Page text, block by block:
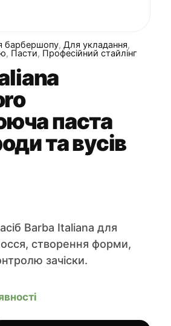
барбершопу, Для укладання,
, Пасти, Професійний стайлінг
паста
та вусів
Barba Italiana для
створення форми,
зачіски.